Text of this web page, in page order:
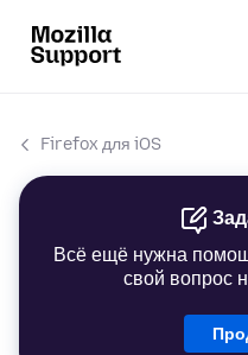
Firefox для iOS
Всё ещё нужна
свой вопрос